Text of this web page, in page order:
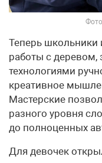
Теперь школьники
работы с
технологиями
креативное
Мастерские
разного уровня
до полноценных
Для девочек